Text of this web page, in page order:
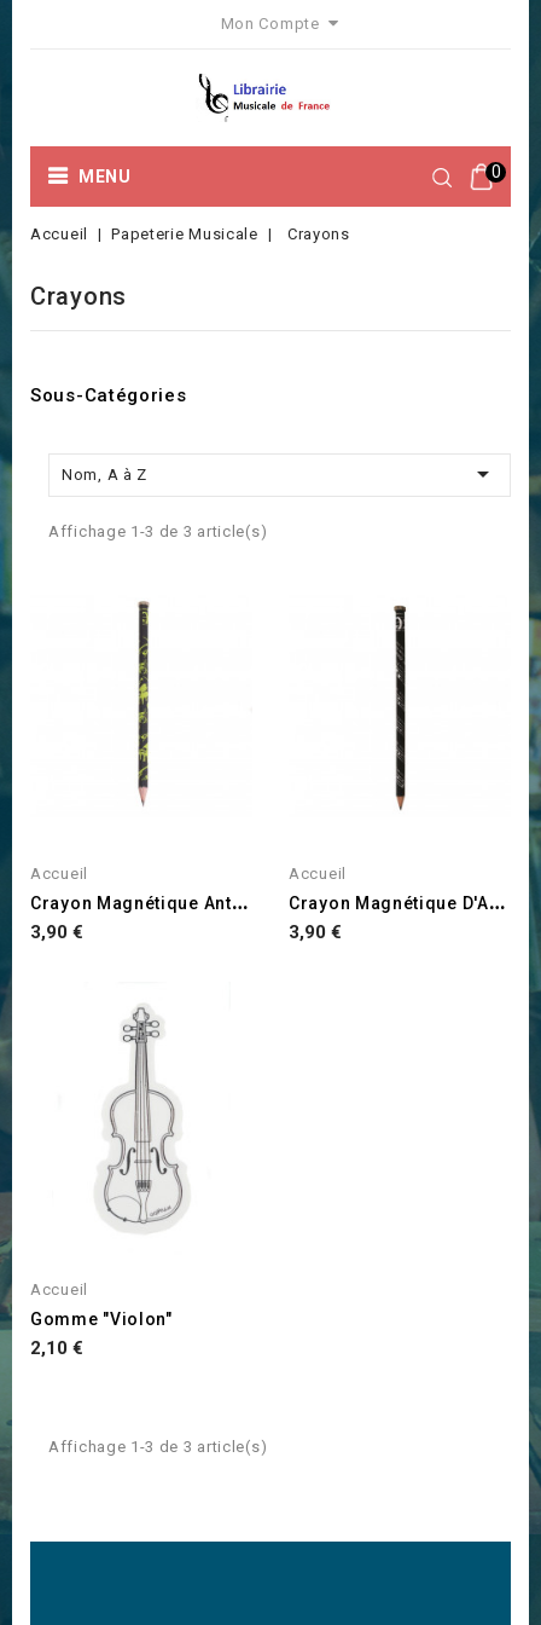
Mon Compte
0
MENU
Accueil Papeterie Musicale Crayons
Crayons
Sous-Catégories
Nom, A à Z 
Affichage 1-3 de 3 article(s)
Accueil
C
Rayon Magnétique Anthracite
Prix
3,90 €
Accueil
C
Rayon Magnétique D'Arezzo
Prix
3,90 €
Accueil
Gomme "Violon"
Prix
2,10 €
Affichage 1-3 de 3 article(s)